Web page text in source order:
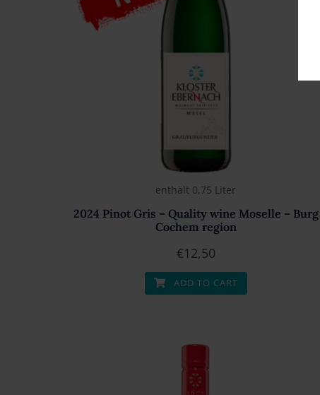
enthält 0,75 Liter
2024 Pinot Gris – Quality wine Moselle – Burg
Cochem region
€12,50
ADD TO CART